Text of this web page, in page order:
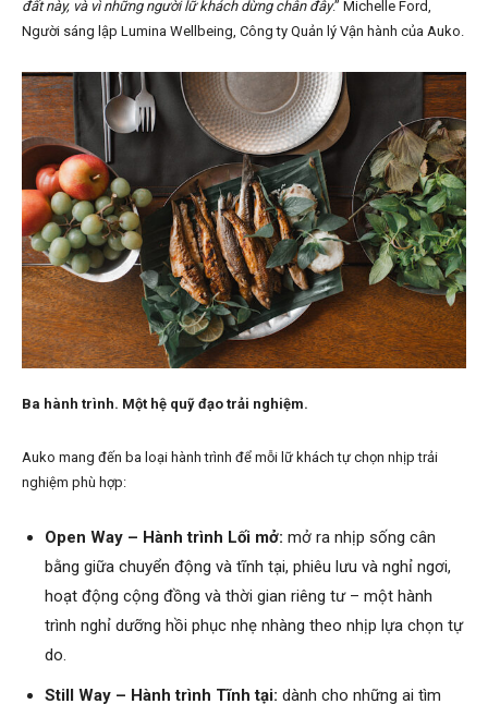
đất này, và vì những người lữ khách dừng chân đây.” Michelle Ford,
Người sáng lập Lumina Wellbeing, Công ty Quản lý Vận hành của Auko.
Ba hành trình. Một hệ quỹ đạo trải nghiệm.
Auko mang đến ba loại hành trình để mỗi lữ khách tự chọn nhịp trải
nghiệm phù hợp:
Open Way – Hành trình Lối mở: mở ra nhịp sống cân
bằng giữa chuyển động và tĩnh tại, phiêu lưu và nghỉ ngơi,
hoạt động cộng đồng và thời gian riêng tư – một hành
trình nghỉ dưỡng hồi phục nhẹ nhàng theo nhịp lựa chọn tự
do.
Still Way – Hành trình Tĩnh tại: dành cho những ai tìm